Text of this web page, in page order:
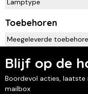
Lamptype
Toebehoren
Meegeleverde
Blijf op de
Boordevol acties, laatste
mailbox